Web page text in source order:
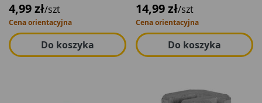
4,99 zł/szt
Cena orientacyjna
Do koszyka
14,99 zł/szt
Cena orientacyjna
Do koszyka